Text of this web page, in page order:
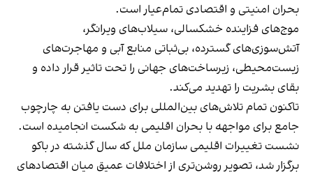
بحران امنیتی و اقتصادی تمام‌عیار است.
موج‌های فزاینده خشکسالی، سیلاب‌های ویرانگر،
آتش‌سوزی‌های گسترده، بی‌ثباتی منابع آبی و مهاجرت‌های
زیست‌محیطی، زیرساخت‌های جهانی را تحت تاثیر قرار داده و
بقای بشریت را تهدید می‌کند.
تاکنون تمام تلاش‌های بین‌المللی برای دست یافتن به چارچوب
جامع برای مواجهه با بحران اقلیمی به شکست انجامیده است.
نشست تغییرات اقلیمی سازمان ملل که سال گذشته در باکو
برگزار شد، تصویر روشن‌تری از اختلافات عمیق میان اقتصادهای